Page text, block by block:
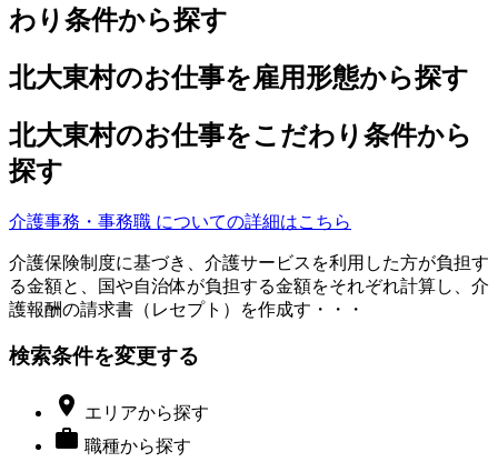
わり条件から探す
北大東村のお仕事を雇用形態から探す
北大東村のお仕事をこだわり条件から
探す
介護事務・事務職 についての詳細はこちら
介護保険制度に基づき、介護サービスを利用した方が負担す
る金額と、国や自治体が負担する金額をそれぞれ計算し、介
護報酬の請求書（レセプト）を作成す・・・
検索条件を変更する
 エリアから探す
 職種から探す